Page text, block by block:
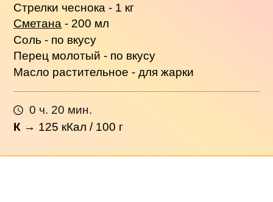
Стрелки чеснока - 1 кг
Сметана - 200 мл
Соль - по вкусу
Перец молотый - по вкусу
Масло растительное - для жарки
0 ч. 20 мин.
К → 125 кКал / 100 г